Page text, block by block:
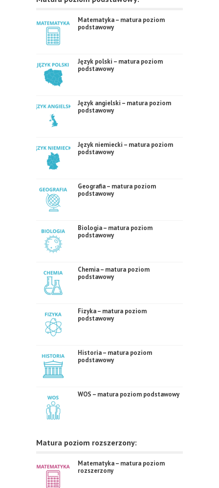
Matematyka – matura poziom
podstawowy
Język polski – matura poziom
podstawowy
Język angielski – matura poziom
podstawowy
Język niemiecki – matura poziom
podstawowy
Geografia – matura poziom
podstawowy
Biologia – matura poziom
podstawowy
Chemia – matura poziom
podstawowy
Fizyka – matura poziom
podstawowy
Historia – matura poziom
podstawowy
WOS – matura poziom podstawowy
Matura poziom rozszerzony:
Matematyka – matura poziom
rozszerzony